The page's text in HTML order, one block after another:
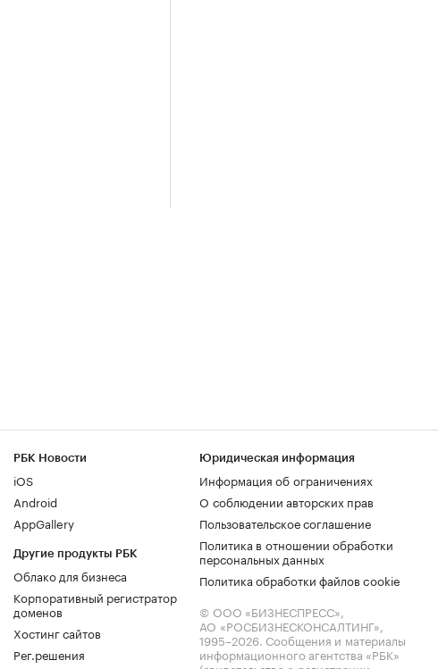
РБК Новости
iOS
Android
AppGallery
Другие продукты РБК
Облако для бизнеса
Корпоративный регистратор
доменов
Хостинг сайтов
Рег.решения
Юридическая информация
Информация об ограничениях
О соблюдении авторских прав
Пользовательское соглашение
Политика в отношении обработки
персональных данных
Политика обработки файлов cookie
© ООО «БИЗНЕСПРЕСС»,
АО «РОСБИЗНЕСКОНСАЛТИНГ»,
1995–2026. Сообщения и материалы
информационного агентства «РБК»